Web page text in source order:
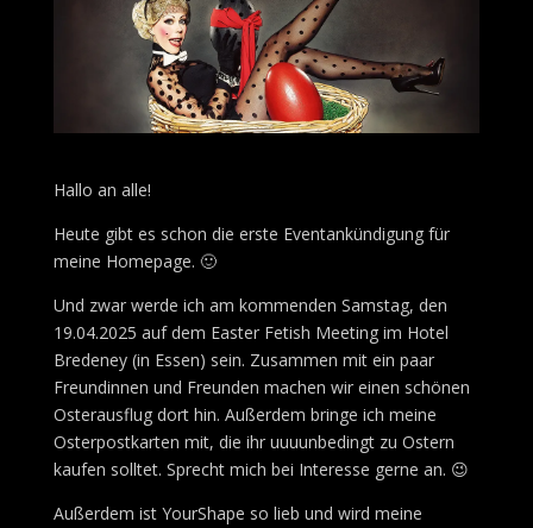
Hallo an alle!
Heute gibt es schon die erste Eventankündigung für
meine Homepage. 🙂
Und zwar werde ich am kommenden Samstag, den
19.04.2025 auf dem Easter Fetish Meeting im Hotel
Bredeney (in Essen) sein. Zusammen mit ein paar
Freundinnen und Freunden machen wir einen schönen
Osterausflug dort hin. Außerdem bringe ich meine
Osterpostkarten mit, die ihr uuuunbedingt zu Ostern
kaufen solltet. Sprecht mich bei Interesse gerne an. 😉
Außerdem ist YourShape so lieb und wird meine